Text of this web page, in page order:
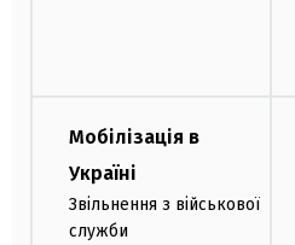
Мобілізація в
Україні
Звільнення з військової
служби